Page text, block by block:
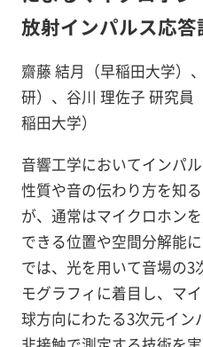
放射インパルス応答
齋藤 結月（早稲田大学）
研）、谷川 理佐子 研究員
稲田大学）
音響工学においてインパ
性質や音の伝わり方を知
が、通常はマイクロホン
できる位置や空間分解能
では、光を用いて音場の3
モグラフィに着目し、マ
球方向にわたる3次元イン